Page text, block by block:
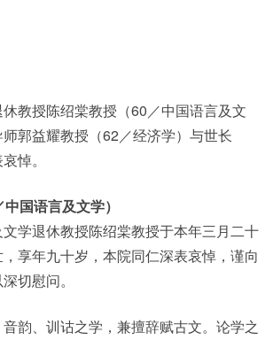
教授陈绍棠教授（60／中国语言及文
郭益耀教授（62／经济学）与世长
悼。
国语言及文学）
学退休教授陈绍棠教授于本年三月二十
享年九十岁，本院同仁深表哀悼，谨向
切慰问。
韵、训诂之学，兼擅辞赋古文。论学之